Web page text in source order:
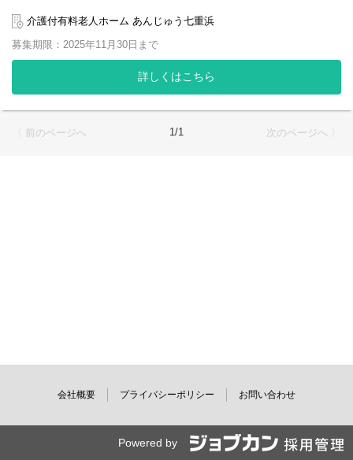
設有料関連の業務
介護付有料老人ホーム あんじゅう七重浜
募集期限：2025年11月30日まで
詳しくはこちら
〈 前のページへ 1/1 次のページへ 〉
会社概要 プライバシーポリシー お問い合わせ
Powered by